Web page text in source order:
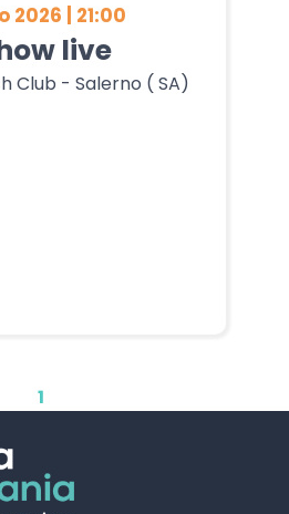
2026 | 21:00
live
Club - Salerno ( SA)
1